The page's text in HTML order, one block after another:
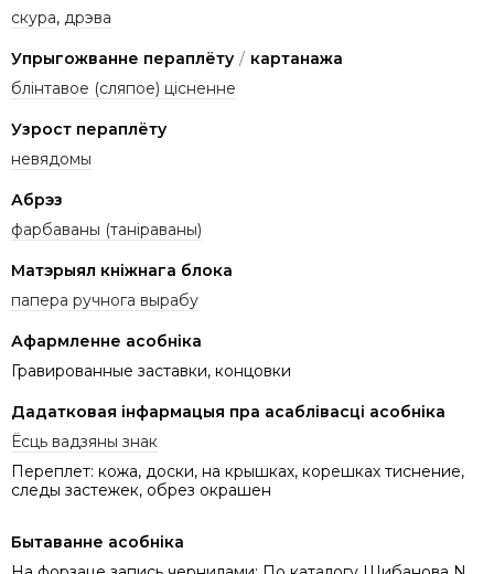
скура, дрэва
Упрыгожванне пераплёту / картанажа
блінтавое (сляпое) цісненне
Узрост пераплёту
невядомы
Абрэз
фарбаваны (таніраваны)
Матэрыял кніжнага блока
папера ручнога вырабу
Афармленне асобніка
Гравированные заставки, концовки
Дадатковая інфармацыя пра асаблівасці асобніка
Ёсць вадзяны знак
Переплет: кожа, доски, на крышках, корешках тиснение,
следы застежек, обрез окрашен
Бытаванне асобніка